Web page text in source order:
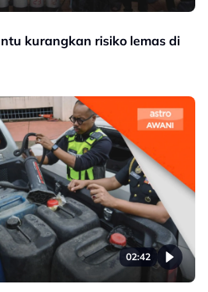
kurangkan risiko lemas di
02:42